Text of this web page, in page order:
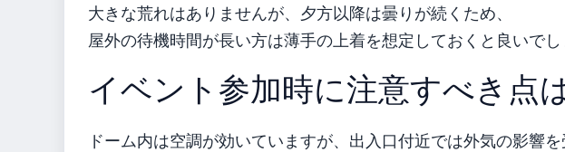
大きな荒れはありませんが、夕方以降は曇りが続くため、
屋外の待機時間が長い方は薄手の上着を想定しておくと良いでし
イベント参加時に注意すべき点
ドーム内は空調が効いていますが、出入口付近では外気の影響